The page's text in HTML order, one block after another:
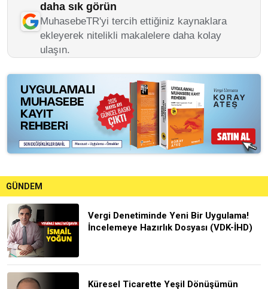
daha sık görün
MuhasebeTR'yi tercih ettiğiniz kaynaklara
ekleyerek nitelikli makalelere daha kolay
ulaşın.
GÜNDEM
Vergi Denetiminde Yeni Bir Uygulama!
İncelemeye Hazırlık Dosyası (VDK-İHD)
Küresel Ticarette Yeşil Dönüşümün